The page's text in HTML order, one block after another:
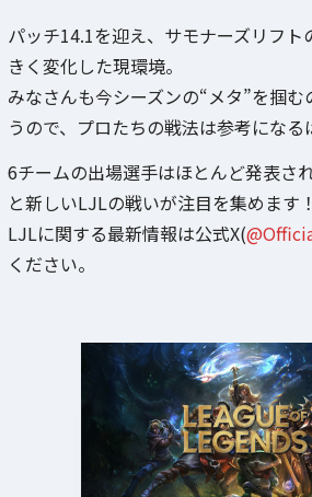
パッチ14.1を迎え、サモナーズリフト
きく変化した現環境。
みなさんも今シーズンの“メタ”を掴
うので、プロたちの戦法は参考になる
6チームの出場選手はほとんど発表さ
と新しいLJLの戦いが注目を集めます！
LJLに関する最新情報は公式X(
ください。